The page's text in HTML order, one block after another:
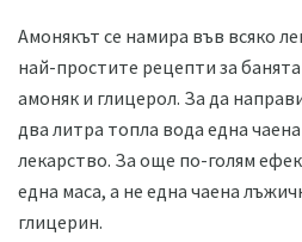
Амонякът се намира във всяко
най-простите рецепти за
амоняк и глицерол. За да
два литра топла вода една
лекарство. За още по-голям
една маса, а не една чаена
глицерин.